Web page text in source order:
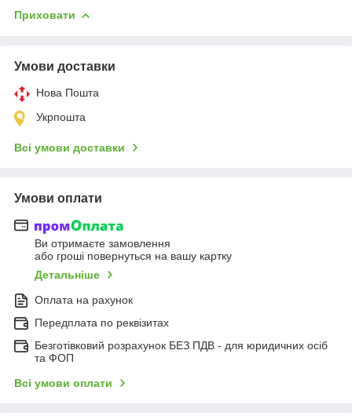
Приховати
Умови доставки
Нова Пошта
Укрпошта
Всі умови доставки
Умови оплати
Ви отримаєте замовлення
або гроші повернуться на вашу картку
Детальніше
Оплата на рахунок
Передплата по реквізитах
Безготівковий розрахунок БЕЗ ПДВ - для юридичних осіб
та ФОП
Всі умови оплати